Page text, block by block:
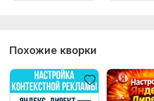
Похожие кворки